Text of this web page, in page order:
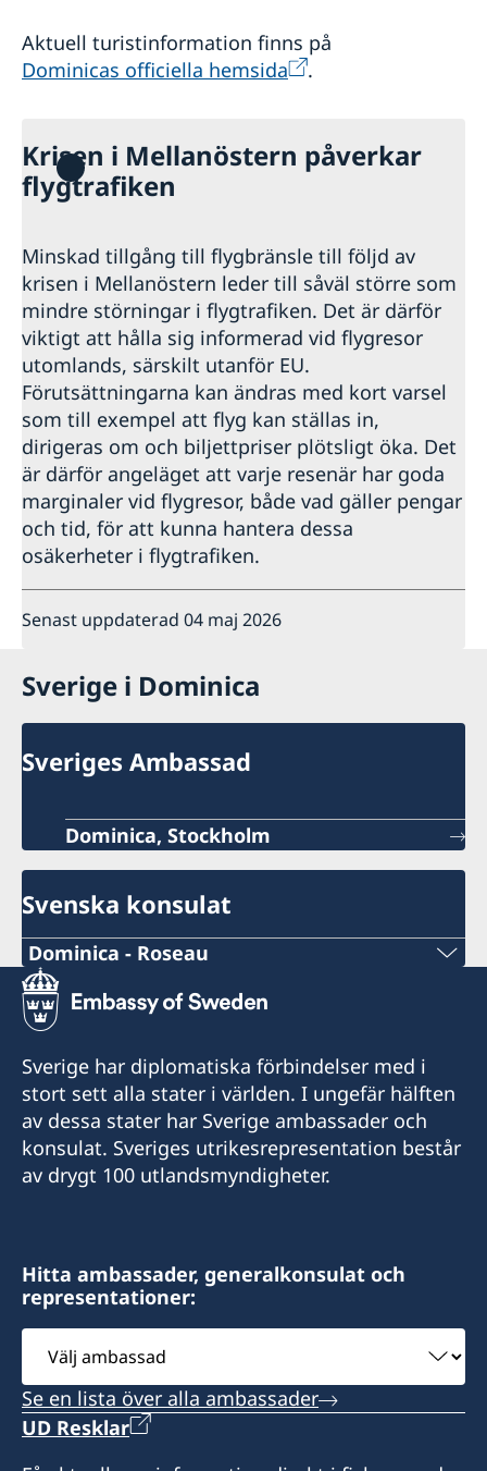
Aktuell turistinformation finns på
Dominicas officiella hemsida
.
Krisen i Mellanöstern påverkar
flygtrafiken
Minskad tillgång till flygbränsle till följd av
krisen i Mellanöstern leder till såväl större som
mindre störningar i flygtrafiken. Det är därför
viktigt att hålla sig informerad vid flygresor
utomlands, särskilt utanför EU.
Förutsättningarna kan ändras med kort varsel
som till exempel att flyg kan ställas in,
dirigeras om och biljettpriser plötsligt öka. Det
är därför angeläget att varje resenär har goda
marginaler vid flygresor, både vad gäller pengar
och tid, för att kunna hantera dessa
osäkerheter i flygtrafiken.
Senast uppdaterad 04 maj 2026
Sverige i Dominica
Sveriges Ambassad
Dominica, Stockholm
Svenska konsulat
Dominica - Roseau
Telefonnummer konsulat
+1-767-448-2181
Email adress konsulat
Roseau.swecons@whitchurch.com
Sveriges konsulat
Dominica
Måndag - fredag, 08.00 - 16.00
Honorärkonsul
Damian Whitchurch-Aird
Sverige har diplomatiska förbindelser med i
stort sett alla stater i världen. I ungefär hälften
av dessa stater har Sverige ambassader och
konsulat. Sveriges utrikesrepresentation består
av drygt 100 utlandsmyndigheter.
Hitta ambassader, generalkonsulat och
representationer:
Välj
ambassad
Se en lista över alla ambassader
UD Resklar